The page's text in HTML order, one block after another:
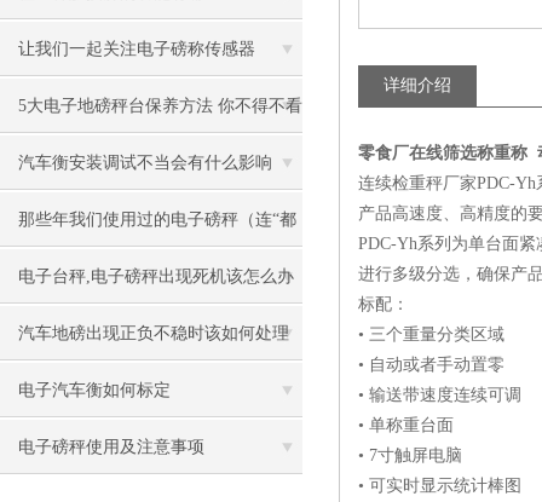
让我们一起关注电子磅称传感器
5大电子地磅秤台保养方法 你不得不看
汽车衡安装调试不当会有什么影响
那些年我们使用过的电子磅秤（连“都
叫兽”都不知道）
电子台秤,电子磅秤出现死机该怎么办
汽车地磅出现正负不稳时该如何处理
电子汽车衡如何标定
电子磅秤使用及注意事项
详细介绍
零食厂在线筛选称重称
连续检重秤厂家PDC-Yh
产品高速度、高精度的
PDC-Yh系列为单台面紧
进行多级分选，确保产
标配：
• 三个重量分类区域
• 自动或者手动置零
• 输送带速度连续可调
• 单称重台面
• 7寸触屏电脑
• 可实时显示统计棒图